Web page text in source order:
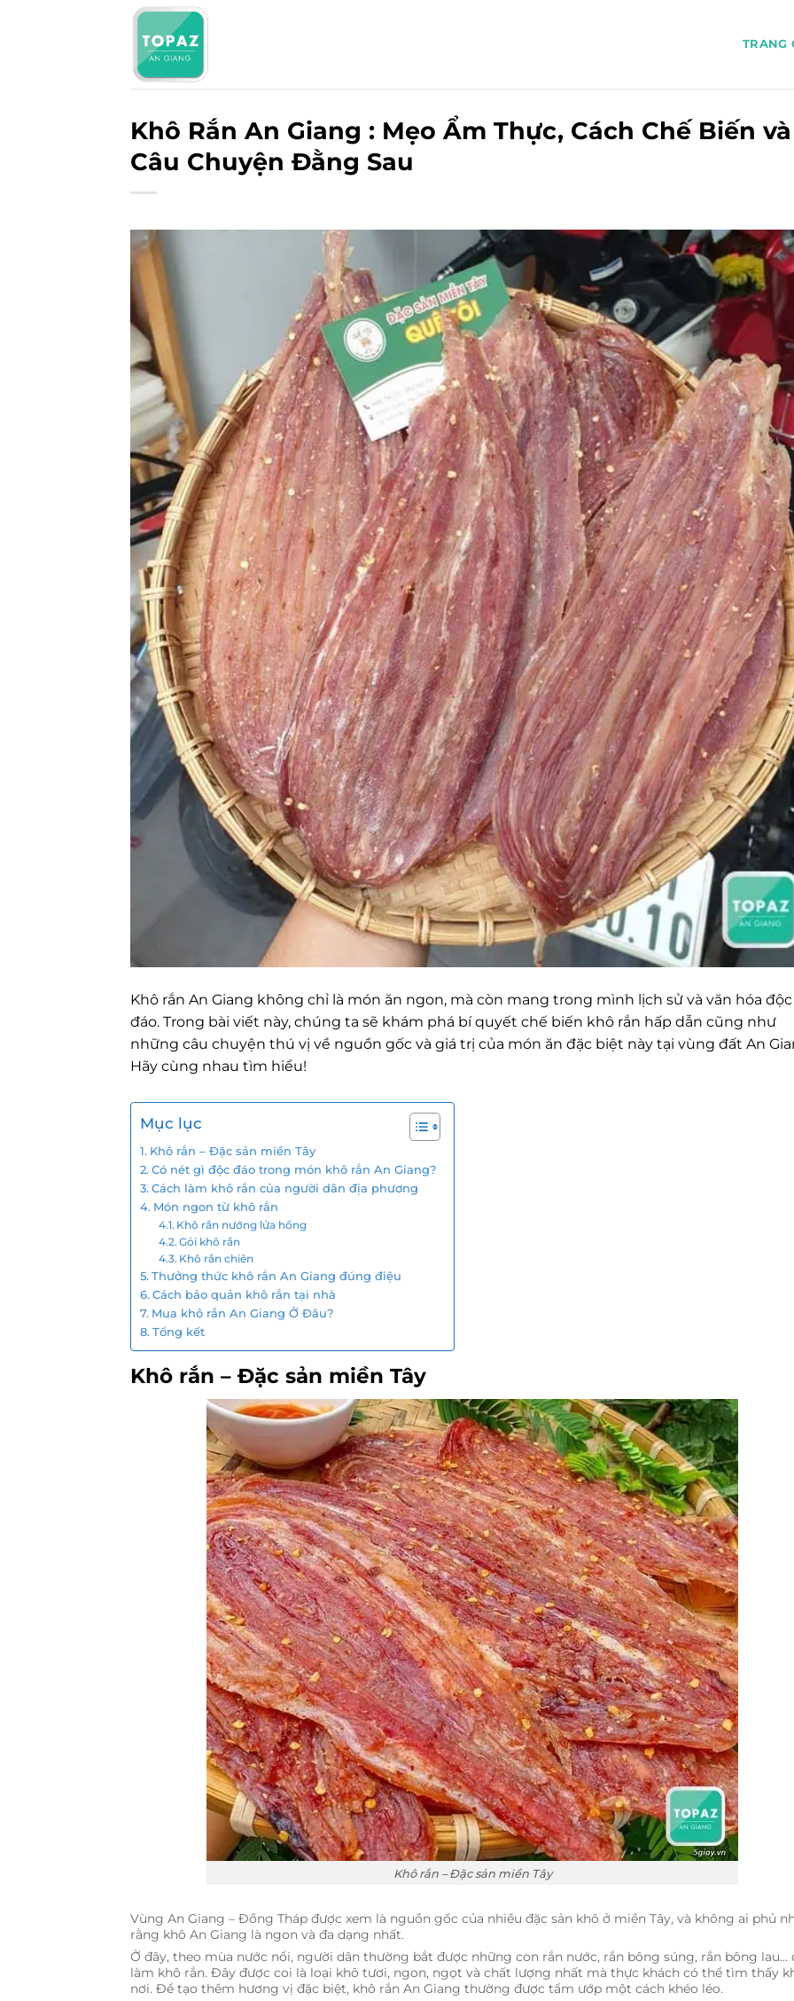
TRANG
Khô Rắn An Giang : Mẹo Ẩm Thực, Cách Chế Biến và
Câu Chuyện Đằng Sau
Khô rắn An Giang không chỉ là món ăn ngon, mà còn mang trong mình lịch sử và văn hóa độc
đáo. Trong bài viết này, chúng ta sẽ khám phá bí quyết chế biến khô rắn hấp dẫn cũng như
những câu chuyện thú vị về nguồn gốc và giá trị của món ăn đặc biệt này tại vùng đất An
Hãy cùng nhau tìm hiểu!
Mục lục
Khô rắn – Đặc sản miền Tây
Có nét gì độc đáo trong món khô rắn An Giang?
Cách làm khô rắn của người dân địa phương
Món ngon từ khô rắn
Khô rắn nướng lửa hồng
Gỏi khô rắn
Khô rắn chiên
Thưởng thức khô rắn An Giang đúng điệu
Cách bảo quản khô rắn tại nhà
Mua khô rắn An Giang Ở Đâu?
Tổng kết
Khô rắn – Đặc sản miền Tây
Khô rắn – Đặc sản miền Tây
Vùng An Giang – Đồng Tháp được xem là nguồn gốc của nhiều đặc sản khô ở miền Tây, và không ai phủ
rằng khô An Giang là ngon và đa dạng nhất.
Ở đây, theo mùa nước nổi, người dân thường bắt được những con rắn nước, rắn bông súng, rắn bông lau…
làm khô rắn. Đây được coi là loại khô tươi, ngon, ngọt và chất lượng nhất mà thực khách có thể tìm thấy
nơi. Để tạo thêm hương vị đặc biệt, khô rắn An Giang thường được tẩm ướp một cách khéo léo.